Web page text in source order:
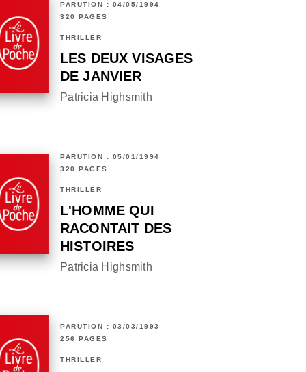
PARUTION : 04/05/1994
320 PAGES
THRILLER
LES DEUX VISAGES
DE JANVIER
Patricia Highsmith
PARUTION : 05/01/1994
320 PAGES
THRILLER
L'HOMME QUI
RACONTAIT DES
HISTOIRES
Patricia Highsmith
PARUTION : 03/03/1993
256 PAGES
THRILLER